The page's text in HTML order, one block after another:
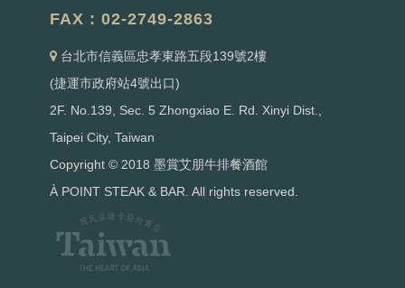
FAX : 02-2749-2863
台北市信義區忠孝東路五段139號2樓
(捷運市政府站4號出口)
2F. No.139, Sec. 5 Zhongxiao E. Rd. Xinyi Dist.,
Taipei City, Taiwan
Copyright © 2018 墨賞艾朋牛排餐酒館
À POINT STEAK & BAR. All rights reserved.